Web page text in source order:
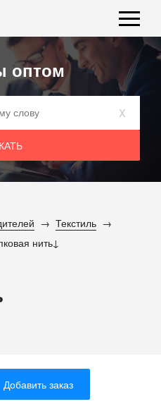
оптом
x
Текстиль
нить
Добавить заказ